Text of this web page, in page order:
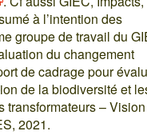
à l’intention des
groupe de travail du
du changement
de cadrage pour
de la biodiversité et
transformateurs – Vision
2021.